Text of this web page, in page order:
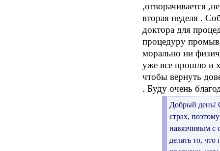
,отворачивается
вторая неделя .
доктора для
процедуру
морально ни
уже все прошло и
чтобы вернуть
. Буду очень
Добрый день!
страх,
навязчивым с
делать то,